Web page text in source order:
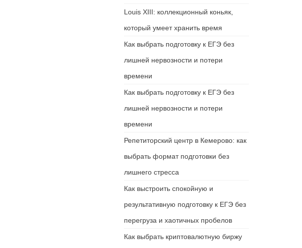
Louis XIII: коллекционный коньяк,
который умеет хранить время
Как выбрать подготовку к ЕГЭ без
лишней нервозности и потери
времени
Как выбрать подготовку к ЕГЭ без
лишней нервозности и потери
времени
Репетиторский центр в Кемерово: как
выбрать формат подготовки без
лишнего стресса
Как выстроить спокойную и
результативную подготовку к ЕГЭ без
перегруза и хаотичных пробелов
Как выбрать криптовалютную биржу